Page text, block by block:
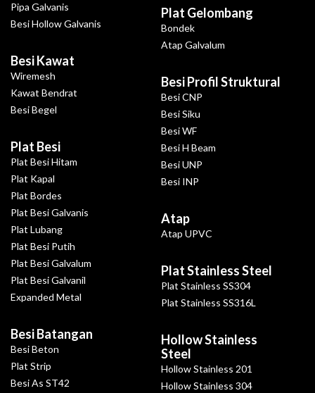
Pipa Galvanis
Besi Hollow Galvanis
Besi Kawat
Wiremesh
Kawat Bendrat
Besi Begel
Plat Besi
Plat Besi Hitam
Plat Kapal
Plat Bordes
Plat Besi Galvanis
Plat Lubang
Plat Besi Putih
Plat Besi Galvalum
Plat Besi Galvanil
Expanded Metal
Besi Batangan
Besi Beton
Plat Strip
Besi As ST42
Plat Gelombang
Bondek
Atap Galvalum
Besi Profil Struktural
Besi CNP
Besi Siku
Besi WF
Besi H Beam
Besi UNP
Besi INP
Atap
Atap UPVC
Plat Stainless Steel
Plat Stainless SS304
Plat Stainless SS316L
Hollow Stainless
Steel
Hollow Stainless 201
Hollow Stainless 304